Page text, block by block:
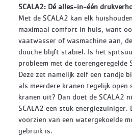
SCALA2: Dé alles-in-één
Met de SCALA2 kan elk
maximaal comfort in huis, want
vaatwasser of wasmachine aan,
douche blijft stabiel. Is het
probleem met de toerengeregelde
Deze zet namelijk zelf een tandje
als meerdere kranen tegelijk
kranen uit? Dan doet de SCALA2
SCALA2 een stuk energiezuiniger.
voorzien van een watergekoelde
gebruik is.